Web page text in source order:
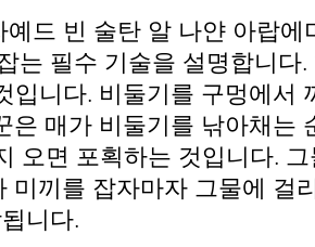
드 빈 술탄 알 나얀 아랍
는 필수 기술을 설명합니
니다. 비둘기를 구멍에
매가 비둘기를 낚아채
오면 포획하는 것입니다.
끼를 잡자마자 그물에
니다.